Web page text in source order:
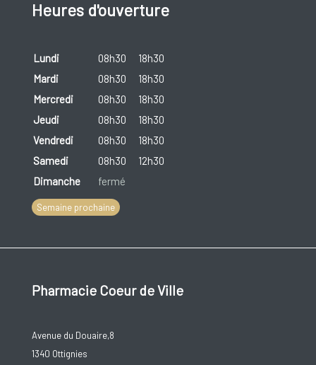
Heures d'ouverture
Lundi 08h30
18h30
Mardi
08h30
18h30
Mercredi
08h30
18h30
Jeudi
08h30
18h30
Vendredi
08h30
18h30
Samedi
08h30
12h30
Dimanche
fermé
Semaine prochaine
Pharmacie Coeur de Ville
Avenue du Douaire,8
1340 Ottignies